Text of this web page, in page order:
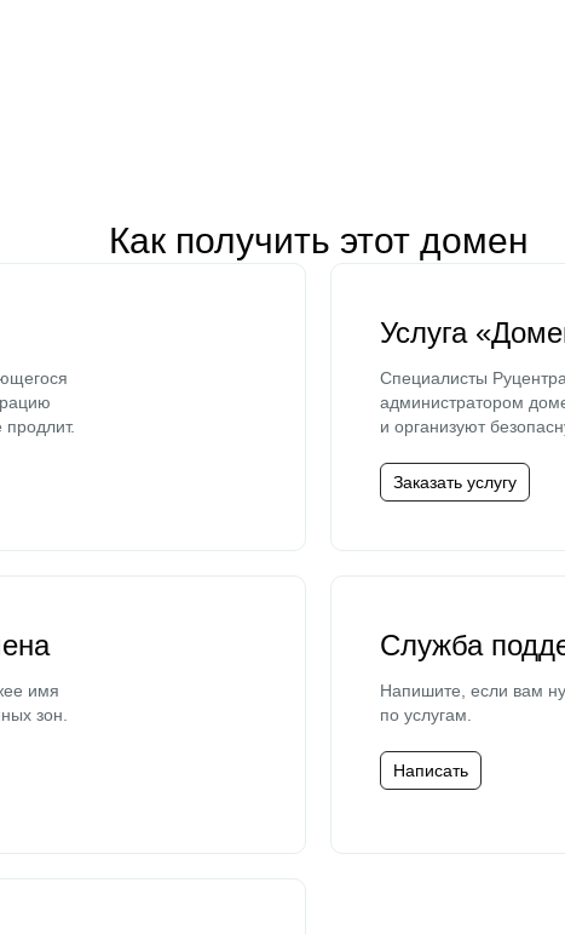
Как получить этот домен
Услуга
Специалисты
администратором
и организуют
Заказать услугу
имя
зон.
Служба
Напишите, если вам
по услугам.
Написать